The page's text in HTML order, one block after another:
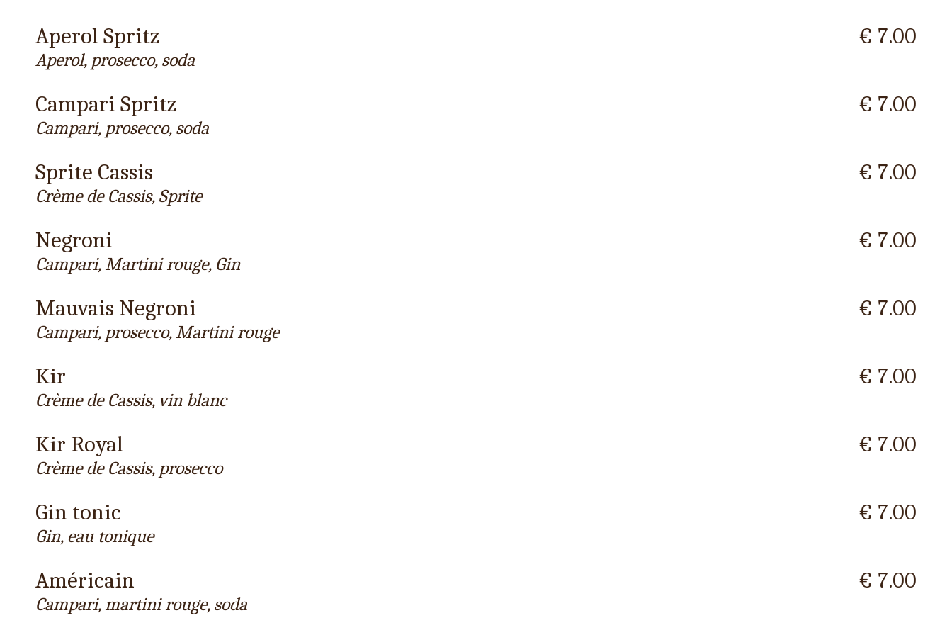
Aperol Spritz
Aperol, prosecco, soda
€ 7.00
Campari Spritz
Campari, prosecco, soda
€ 7.00
Sprite Cassis
Crème de Cassis, Sprite
€ 7.00
Negroni
Campari, Martini rouge, Gin
€ 7.00
Mauvais Negroni
Campari, prosecco, Martini rouge
€ 7.00
Kir
Crème de Cassis, vin blanc
€ 7.00
Kir Royal
Crème de Cassis, prosecco
€ 7.00
Gin tonic
Gin, eau tonique
€ 7.00
Américain
Campari, martini rouge, soda
€ 7.00